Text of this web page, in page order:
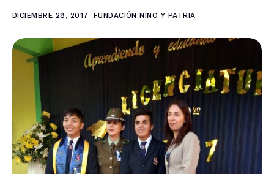
DICIEMBRE 28, 2017 FUNDACIÓN NIÑO Y PATRIA